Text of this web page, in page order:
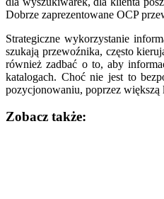
Dobrze zaprezentowane OCP
Strategiczne wykorzystanie
szukają przewoźnika, często
również zadbać o to, aby
katalogach. Choć nie jest to
pozycjonowaniu, poprzez
Zobacz także: